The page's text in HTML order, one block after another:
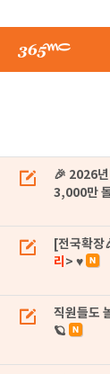
🎉 2026
3,000만
[전국확장
리 > ♥
직원들도
🪐